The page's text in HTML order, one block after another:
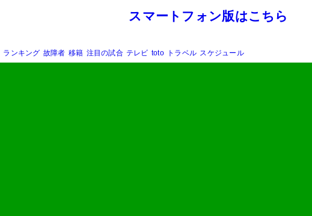
スマートフォン版はこちら
ランキング 故障者 移籍 注目の試合 テレビ toto トラベル スケジュール